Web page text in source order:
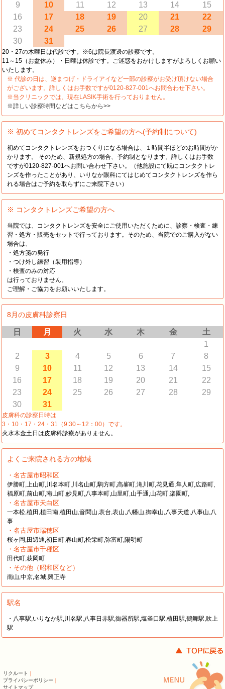
9
10 11 12 13 14
15
16
17 18 19 20 21
22
23
24 25 26 27 28
29
30
31
20・27の木曜日は代診です。※6は院長渡邊の診察です。
11～15（お盆休み）・日曜は休診です。ご迷惑をおかけしますがよろしくお願い
いたします。
※ 代診の日は、逆まつげ・ドライアイなど一部の診察がお受け頂けない場合
がございます。詳しくはお手数ですが0120-827-001へお問合わせ下さい。
※当クリニックでは、現在LASIK手術を行っておりません。
※詳しい診察時間などはこちらから>>
※ 初めてコンタクトレンズをご希望の方へ(予約制について)
初めてコンタクトレンズをおつくりになる場合は、１時間半ほどのお時間がか
かります。 そのため、新規処方の場合、予約制となります。詳しくはお手数
ですが0120-827-001へお問い合わせ下さい。（他施設にて既にコンタクトレ
ンズを作ったことがあり、いりなか眼科にてはじめてコンタクトレンズを作ら
れる場合はご予約を取らずにご来院下さい）
※ コンタクトレンズご希望の方へ
当院では、コンタクトレンズを安全にご使用いただくために、診察・検査・練
習・処方・販売をセットで行っております。そのため、当院でのご購入がない
場合は、
・処方箋の発行
・つけ外し練習（装用指導）
・検査のみの対応
は行っておりません。
ご理解・ご協力をお願いいたします。
8月の皮膚科診察日
日 月 火 水 木 金
土
1
2
3 4 5 6 7
8
9
10 11 12 13 14
15
16
17 18 19 20 21
22
23
24 25 26 27 28
29
30
31
皮膚科の診察日時は
3・10・17・24・31（9:30～12：00）です。
火水木金土日は皮膚科診療がありません。
よくご来院される方の地域
・名古屋市昭和区
伊勝町,上山町,川名本町,川名山町,駒方町,高峯町,滝川町,花見通,隼人町,広路町,
福原町,前山町,南山町,妙見町,八事本町,山里町,山手通,山花町,楽園町,
・名古屋市天白区
一本松,植田,植田南,植田山,音聞山,表台,表山,八幡山,御幸山,八事天道,八事山,八
事
・名古屋市瑞穂区
桜ヶ岡,田辺通,初日町,春山町,松栄町,弥富町,陽明町
・名古屋市千種区
田代町,萩岡町
・その他（昭和区など）
南山,中京,名城,興正寺
駅名
・八事駅,いりなか駅,川名駅,八事日赤駅,御器所駅,塩釜口駅,植田駅,鶴舞駅,吹上
駅
リクルート
プライバシーポリシー
サイトマップ